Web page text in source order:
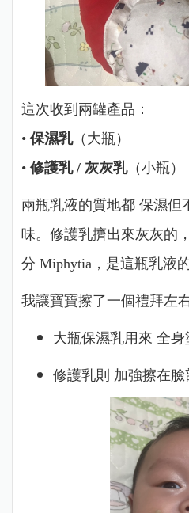
這次收到兩罐產品：
• 保濕乳（大瓶）
• 修護乳 / 灰灰乳（小瓶）
兩瓶乳液的質地都保濕但
味。修護乳擠出來灰灰的，
分 Miphytia，是這瓶乳液
我讓寶寶擦了一個禮拜左
大瓶保濕乳用來 全身
修護乳則 加強擦在臉